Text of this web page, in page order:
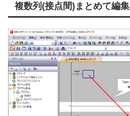
複数列(接点間)まとめて編集